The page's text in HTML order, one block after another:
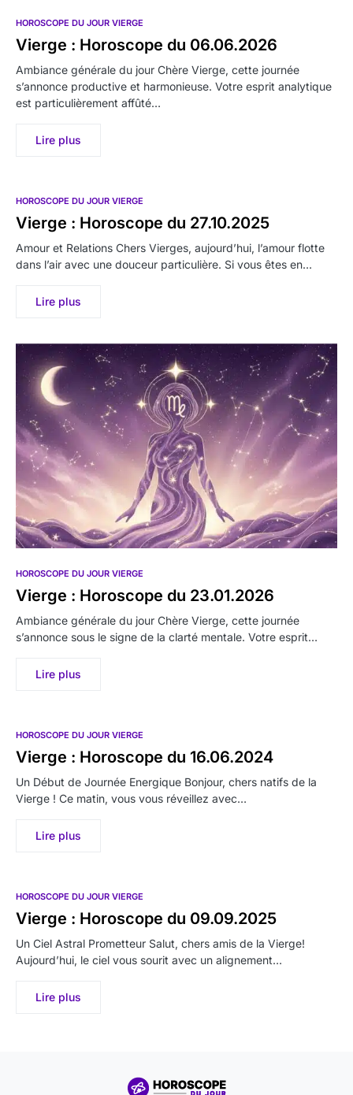
HOROSCOPE DU JOUR VIERGE
Vierge : Horoscope du 06.06.2026
Ambiance générale du jour Chère Vierge, cette journée
s’annonce productive et harmonieuse. Votre esprit analytique
est particulièrement affûté…
Lire plus
HOROSCOPE DU JOUR VIERGE
Vierge : Horoscope du 27.10.2025
Amour et Relations Chers Vierges, aujourd’hui, l’amour flotte
dans l’air avec une douceur particulière. Si vous êtes en…
Lire plus
HOROSCOPE DU JOUR VIERGE
Vierge : Horoscope du 23.01.2026
Ambiance générale du jour Chère Vierge, cette journée
s’annonce sous le signe de la clarté mentale. Votre esprit…
Lire plus
HOROSCOPE DU JOUR VIERGE
Vierge : Horoscope du 16.06.2024
Un Début de Journée Energique Bonjour, chers natifs de la
Vierge ! Ce matin, vous vous réveillez avec…
Lire plus
HOROSCOPE DU JOUR VIERGE
Vierge : Horoscope du 09.09.2025
Un Ciel Astral Prometteur Salut, chers amis de la Vierge!
Aujourd’hui, le ciel vous sourit avec un alignement…
Lire plus